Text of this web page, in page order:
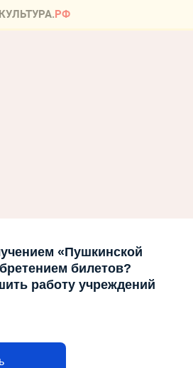
«Пушкинской
билетов?
работу учреждений